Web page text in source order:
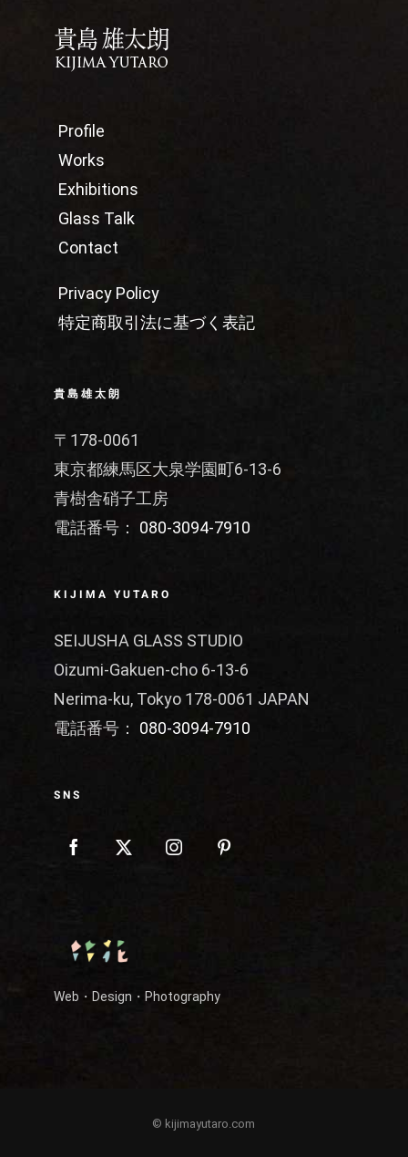
Profile
Works
Exhibitions
Glass Talk
Contact
Privacy Policy
特定商取引法に基づく表記
貴島雄太朗
〒178-0061
東京都練馬区大泉学園町6-13-6
青樹舎硝子工房
電話番号： 080-3094-7910
KIJIMA YUTARO
SEIJUSHA GLASS STUDIO
Oizumi-Gakuen-cho 6-13-6
Nerima-ku, Tokyo 178-0061 JAPAN
電話番号： 080-3094-7910
SNS
Web・Design・Photography
© kijimayutaro.com